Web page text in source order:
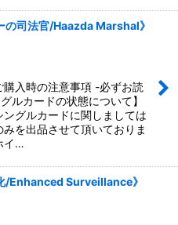
の司法官/Haazda Marshal》
購入時の注意事項 -必ずお読
ルカードの状態について】
グルカードに関しましては
を出品させて頂いておりま
イ…
/Enhanced Surveillance》